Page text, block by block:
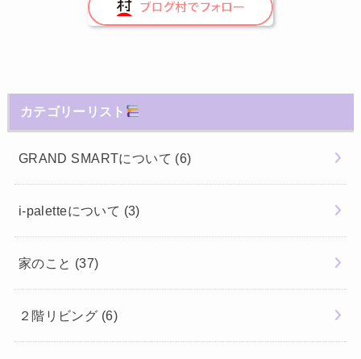
カテゴリーリスト
GRAND SMARTについて (6)
i-paletteについて (3)
家のこと (37)
２階リビング (6)